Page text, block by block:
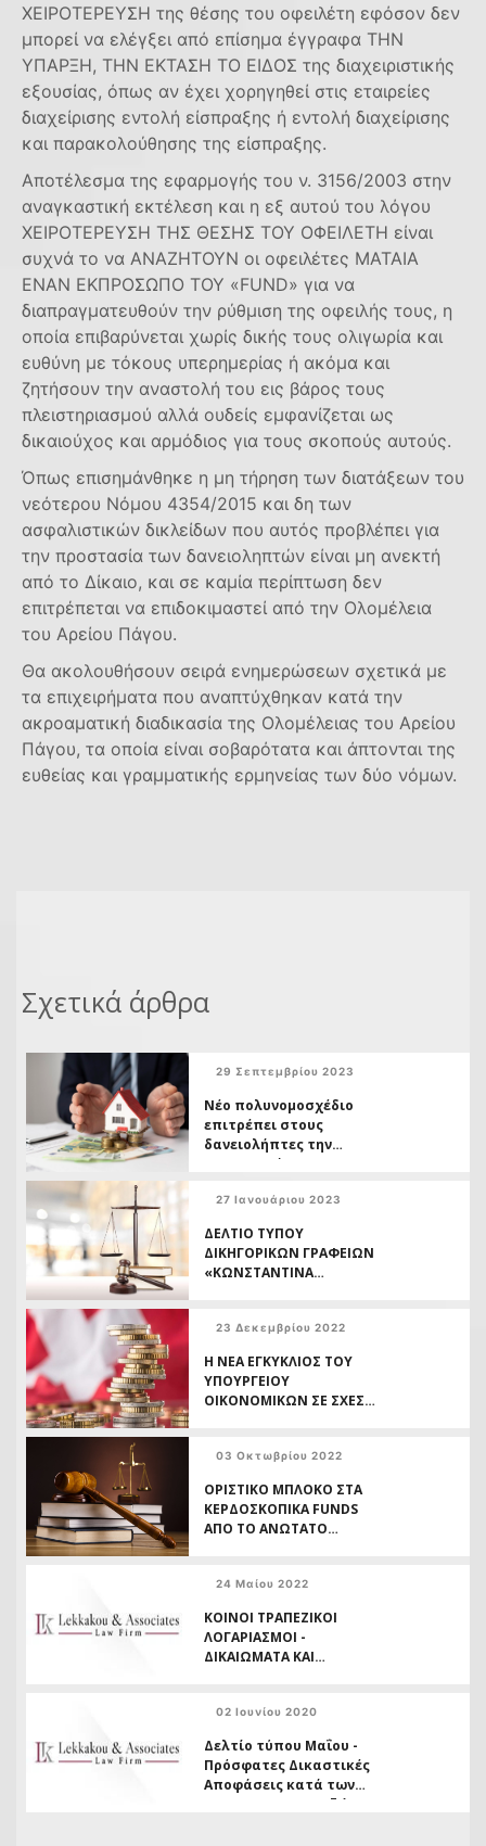
ΧΕΙΡΟTEΡΕΥΣΗ της θέσης του οφειλέτη εφόσον δεν
μπορεί να ελέγξει από επίσημα έγγραφα ΤΗΝ
YΠΑΡΞΗ, ΤΗΝ EΚΤΑΣΗ ΤΟ ΕIΔΟΣ της διαχειριστικής
εξουσίας, όπως αν έχει χορηγηθεί στις εταιρείες
διαχείρισης εντολή είσπραξης ή εντολή διαχείρισης
και παρακολούθησης της είσπραξης.
Αποτέλεσμα της εφαρμογής του ν. 3156/2003 στην
αναγκαστική εκτέλεση και η εξ αυτού του λόγου
ΧΕΙΡΟΤΕΡΕΥΣΗ ΤΗΣ ΘΕΣΗΣ ΤΟΥ ΟΦΕΙΛΕΤΗ είναι
συχνά το να ΑΝΑΖΗΤΟΥΝ οι οφειλέτες ΜΑΤΑΙΑ
ΕΝΑΝ ΕΚΠΡOΣΩΠΟ ΤΟΥ «FUND» για να
διαπραγματευθούν την ρύθμιση της οφειλής τους, η
οποία επιβαρύνεται χωρίς δικής τους ολιγωρία και
ευθύνη με τόκους υπερημερίας ή ακόμα και
ζητήσουν την αναστολή του εις βάρος τους
πλειστηριασμού αλλά ουδείς εμφανίζεται ως
δικαιούχος και αρμόδιος για τους σκοπούς αυτούς.
Όπως επισημάνθηκε η μη τήρηση των διατάξεων του
νεότερου Νόμου 4354/2015 και δη των
ασφαλιστικών δικλείδων που αυτός προβλέπει για
την προστασία των δανειοληπτών είναι μη ανεκτή
από το Δίκαιο, και σε καμία περίπτωση δεν
επιτρέπεται να επιδοκιμαστεί από την Ολομέλεια
του Αρείου Πάγου.
Θα ακολουθήσουν σειρά ενημερώσεων σχετικά με
τα επιχειρήματα που αναπτύχθηκαν κατά την
ακροαματική διαδικασία της Ολομέλειας του Αρείου
Πάγου, τα οποία είναι σοβαρότατα και άπτονται της
ευθείας και γραμματικής ερμηνείας των δύο νόμων.
Σχετικά άρθρα
29 Σεπτεμβρίου 2023
Νέο πολυνομοσχέδιο
επιτρέπει στους
δανειολήπτες την
επαναγορά των
τους
27 Ιανουάριου 2023
ΔΕΛΤΙΟ ΤΥΠΟΥ
ΔΙΚΗΓΟΡΙΚΩΝ ΓΡΑΦΕΙΩΝ
«ΚΩΝΣΤΑΝΤΙΝΑ
ΣΥΝΕΔΡΙΑΣΗ ΤΗΣ
ΠΑΓΟΥ ΜΕ ΘΕΜΑ ΤΗ
ΝΟΜΙΜΟΠΟΙΗΣΗ ΤΩΝ
ΕΤΑΙΡΕΙΩΝ ΔΙΑΧΕΙΡΙΣΗΣ
23 Δεκεμβρίου 2022
Η ΝΕΑ ΕΓΚΥΚΛΙΟΣ ΤΟΥ
ΥΠΟΥΡΓΕΙΟΥ
ΟΙΚΟΝΟΜΙΚΩΝ ΣΕ ΣΧΕΣΗ
ΛΟΓΑΡΙΑΣΜΟΥ – ΝΟΜΙΚΗ
ΑΝΤΙΜΕΤΩΠΙΣΗΣ
ΟΦΕΙΛΩΝ ΕΝΑΝΤΙ ΤΟΥ
ΔΗΜΟΣΙΟΥ
03 Οκτωβρίου 2022
ΟΡΙΣΤΙΚΟ ΜΠΛΟΚΟ ΣΤΑ
ΚΕΡΔΟΣΚΟΠΙΚΑ FUNDS
ΑΠΟ ΤΟ ΑΝΩΤΑΤΟ
ΥΠ’ ΑΡΙΘΜ. 822/2022
ΠΑΓΟΥ
24 Μαίου 2022
ΚΟΙΝΟΙ ΤΡΑΠΕΖΙΚΟΙ
ΛΟΓΑΡΙΑΣΜΟΙ -
ΔΙΚΑΙΩΜΑΤΑ ΚΑΙ
02 Ιουνίου 2020
Δελτίο τύπου Μαΐου -
Πρόσφατες Δικαστικές
Αποφάσεις κατά των
FUNDS των Τραπεζών